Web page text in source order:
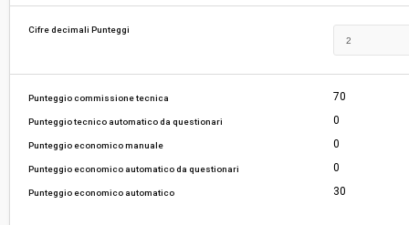
Cifre decimali Punteggi
Punteggio commissione tecnica 70
Punteggio tecnico automatico da questionari 0
Punteggio economico manuale 0
Punteggio economico automatico da questionari 0
Punteggio economico automatico 30